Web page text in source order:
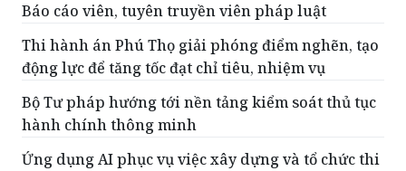
Báo cáo viên, tuyên truyền viên pháp luật
Thi hành án Phú Thọ giải phóng điểm nghẽn, tạo
động lực để tăng tốc đạt chỉ tiêu, nhiệm vụ
Bộ Tư pháp hướng tới nền tảng kiểm soát thủ tục
hành chính thông minh
Ứng dụng AI phục vụ việc xây dựng và tổ chức thi